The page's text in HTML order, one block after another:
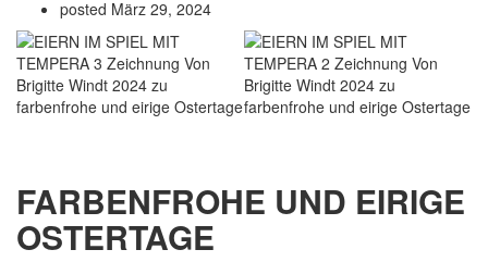
posted März 29, 2024
FARBENFROHE UND EIRIGE
OSTERTAGE